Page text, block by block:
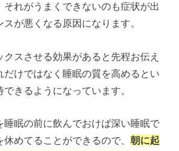
それがうまくできないのも症状が出
が悪くなる原因になります。
スさせる効果があると先程お伝え
だけではなく睡眠の質を高めるとい
きるようになっています。
睡眠の前に飲んでおけば深い睡眠で
休めてることができるので、朝に起